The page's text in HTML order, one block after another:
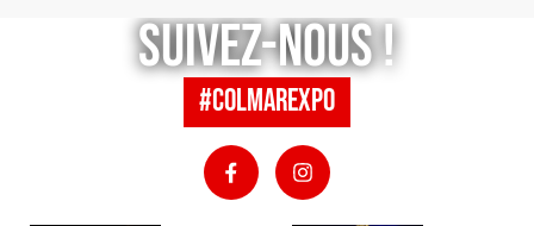
Suivez-nous !
#colmarexpo